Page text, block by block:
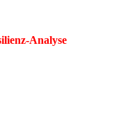
Analyse